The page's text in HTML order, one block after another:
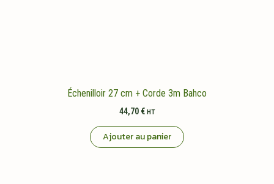
Échenilloir 27 cm + Corde 3m Bahco
44,70 € HT
Ajouter au panier